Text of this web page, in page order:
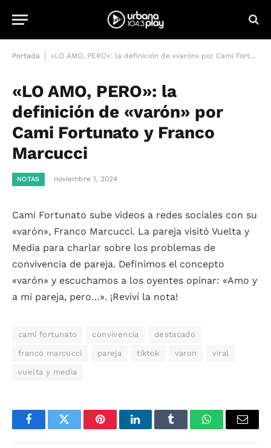
Portada «LO AMO, PERO»: la definición de «varón» por Cami Fortunato y Franco Marcucci
«LO AMO, PERO»: la
definición de «varón» por
Cami Fortunato y Franco
Marcucci
NOTAS noviembre 1, 2024
Cami Fortunato sube videos a redes sociales con su
«varón», Franco Marcucci. La pareja visitó Vuelta y
Media para charlar sobre los problemas de
convivencia de pareja. Definimos el concepto
«varón» y escuchamos a los oyentes opinar: «Amo y
a mi pareja, pero…». ¡Reviví la nota!
cami fortunato convivencia destacado
franco marcucci pareja tiktok varon viral
vuelta y media
FacebookTwitter PinterestLinkedInTumblr WhatsAppEmail